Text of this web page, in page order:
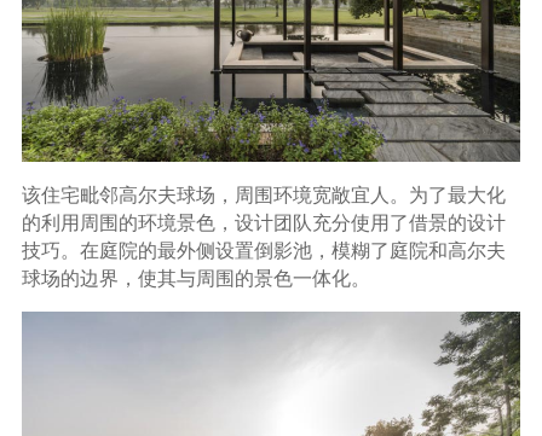
该住宅毗邻高尔夫球场，周围环境宽敞宜人。为了最大化
的利用周围的环境景色，设计团队充分使用了借景的设计
技巧。在庭院的最外侧设置倒影池，模糊了庭院和高尔夫
球场的边界，使其与周围的景色一体化。